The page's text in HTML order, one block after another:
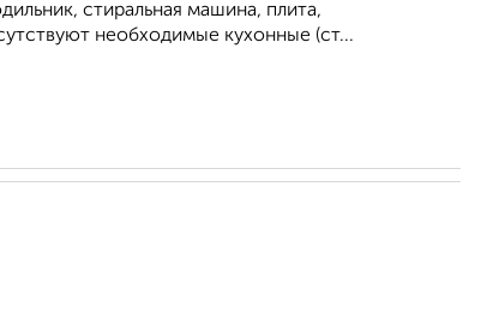
стиральная машина, плита,
необходимые кухонные (ст...